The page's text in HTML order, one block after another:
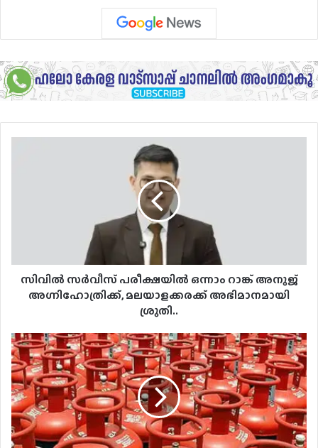
അഭിമാനമായി
ശ്രുതി..
സിവിൽ സർവീസ് പരീക്ഷയിൽ ഒന്നാം റാങ്ക് അനുജ്
അഗ്നിഹോത്രിക്ക്, മലയാളക്കരക്ക് അഭിമാനമായി
ശ്രുതി..
എല്‍പിജി
സിലിണ്ടര്‍
ബുക്കിങ്ങില്‍
നിയന്ത്രണം;
വെള്ളിയാഴ്ച
മുതല്‍
പ്രാബല്യത്തില്‍...